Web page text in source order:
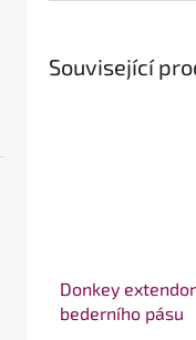
Související
Donkey extendor
bederního pásu